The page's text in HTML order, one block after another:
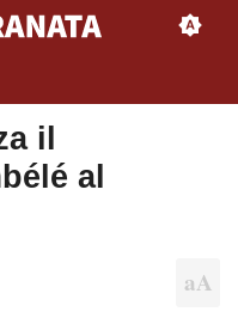
il
al